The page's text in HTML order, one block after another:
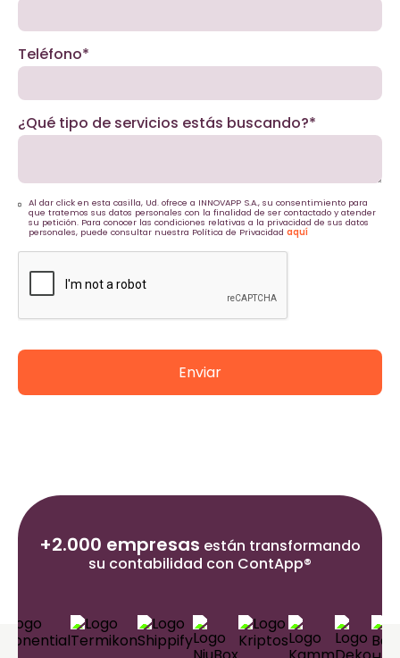
Teléfono*
¿Qué tipo de servicios estás buscando?*
Al dar click en esta casilla, Ud. ofrece a INNOVAPP S.A., su consentimiento para
que tratemos sus datos personales con la finalidad de ser contactado y atender
su petición. Para conocer las condiciones relativas a la privacidad de sus datos
personales, puede consultar nuestra Política de Privacidadaquí
+2.000 empresas están transformando
su contabilidad con ContApp®